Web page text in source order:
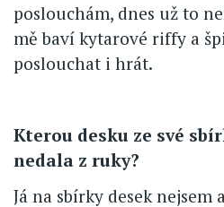
poslouchám, dnes už to
mě baví kytarové riffy a
poslouchat i hrát.
Kterou desku ze své
nedala z ruky?
Já na sbírky desek nejsem